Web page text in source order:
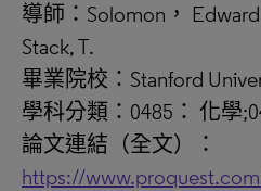
導師：Solomon，
Stack, T.
畢業院校：Stanford
學科分類：0485： 化學
論文連結（全文）：
https://